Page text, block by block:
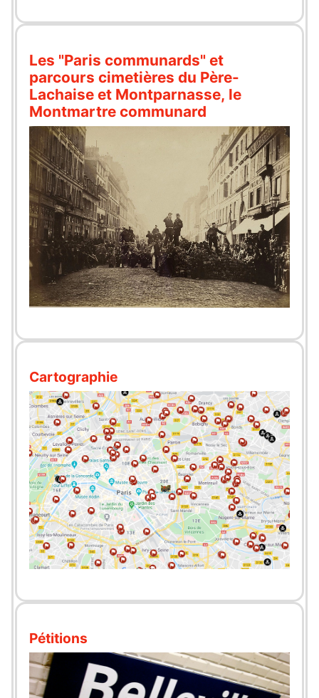
Les "Paris communards" et
parcours cimetières du Père-
Lachaise et Montparnasse, le
Montmartre communard
Cartographie
Pétitions